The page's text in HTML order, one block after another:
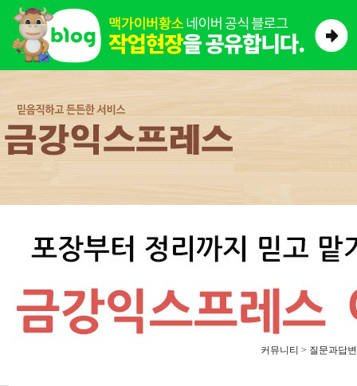
커뮤니티 > 질문과답변